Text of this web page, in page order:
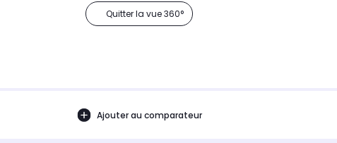
Quitter la vue 360°
Ajouter au comparateur